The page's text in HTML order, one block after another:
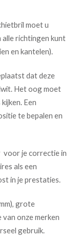
moet u
richtingen kunt
en kantelen).
dat deze
Het oog moet
Een
te bepalen en
voor je correctie in
als een
in je prestaties.
grote
onze merken
gebruik.